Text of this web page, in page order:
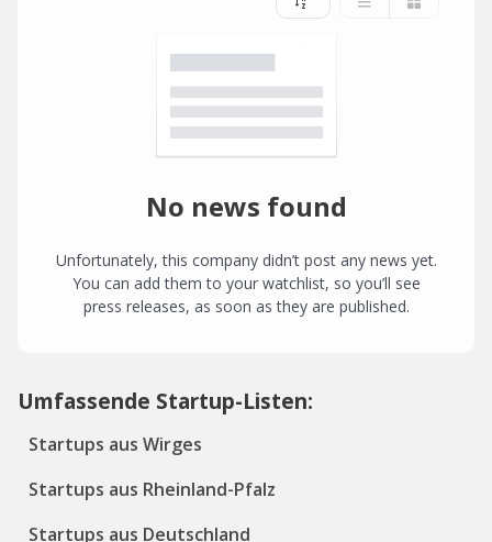
No news found
Unfortunately, this company didn’t post any news yet.
You can add them to your watchlist, so you’ll see
press releases, as soon as they are published.
Umfassende Startup-Listen:
Startups aus Wirges
Startups aus Rheinland-Pfalz
Startups aus Deutschland